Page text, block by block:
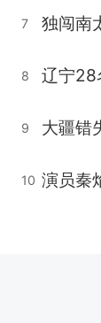
7
8
9 大疆错
10 演员秦